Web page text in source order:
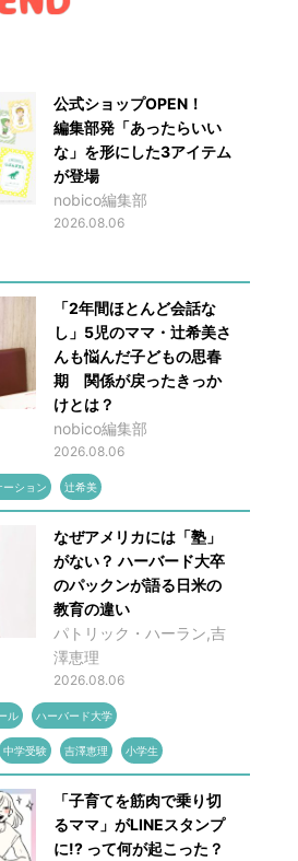
公式ショップOPEN！
編集部発「あったらいい
な」を形にした3アイテム
が登場
nobico編集部
2026.08.06
「2年間ほとんど会話な
し」5児のママ・辻希美さ
んも悩んだ子どもの思春
期 関係が戻ったきっか
けとは？
nobico編集部
2026.08.06
ション 辻希美
なぜアメリカには「塾」
がない？ ハーバード大卒
のパックンが語る日米の
教育の違い
パトリック・ハーラン,吉
澤恵理
2026.08.06
ル ハーバード大学
中学受験 吉澤恵理 小学生
「子育てを筋肉で乗り切
るママ」がLINEスタンプ
に!? って何が起こった？